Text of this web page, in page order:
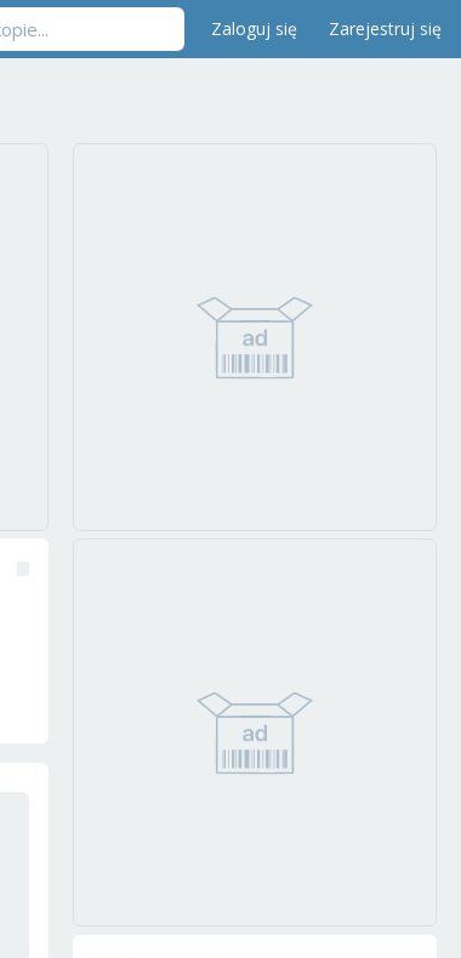
Zaloguj się Zarejestruj się